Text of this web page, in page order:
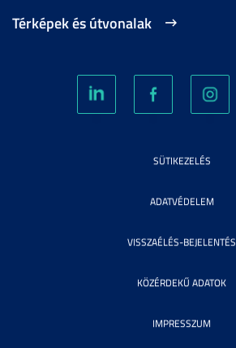
Térképek és útvonalak
SÜTIKEZELÉS
ADATVÉDELEM
VISSZAÉLÉS-BEJELENTÉS
KÖZÉRDEKŰ ADATOK
IMPRESSZUM